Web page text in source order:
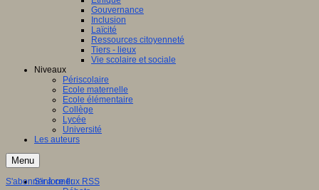
Gouvernance
Inclusion
Laïcité
Ressources citoyenneté
Tiers - lieux
Vie scolaire et sociale
Niveaux
Périscolaire
Ecole maternelle
Ecole élémentaire
Collège
Lycée
Université
Les auteurs
Menu
S'informer
S'abonner à ce flux RSS